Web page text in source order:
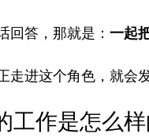
回答，那就是： 一起
走进这个角色，就会
工作是怎么样